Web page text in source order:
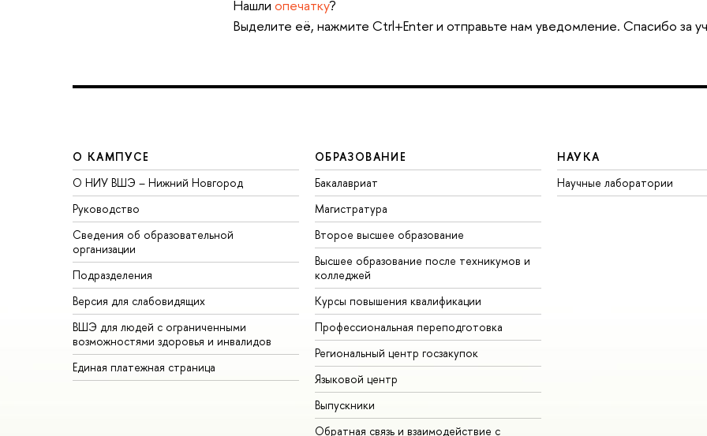
Нашли опечатку?
ыделите её, нажмите Ctrl+Enter и отправьте нам уведомление. Спасибо за
О КАМПУСЕ
О НИУ ВШЭ – Нижний Новгород
Руководство
Сведения об образовательной
организации
Подразделения
ерсия для слабовидящих
ШЭ для людей с ограниченными
озможностями здоровья и инвалидо
Единая платежная страница
ОБРАЗОВАНИЕ
Бакалавриат
Магистратура
торое высшее образование
ысшее образование после техникумов и
колледжей
Курсы повышения квалификации
Профессиональная переподготовка
Региональный центр госзакупок
Языковой центр
ыпускники
Обратная связь и взаимодействие с
НАУКА
Научные лаборатории